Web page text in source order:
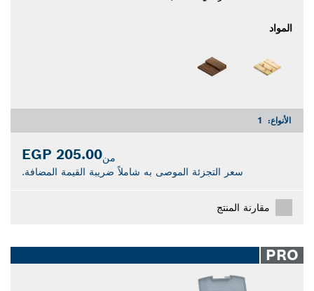
المواد
الأنواع: 1
من205.00 EGP
سعر التجزئة الموصى به شاملاً ضريبة القيمة المضافة.
مقارنة المنتج
PRO